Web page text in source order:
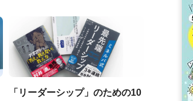
「リーダーシップ」のための10